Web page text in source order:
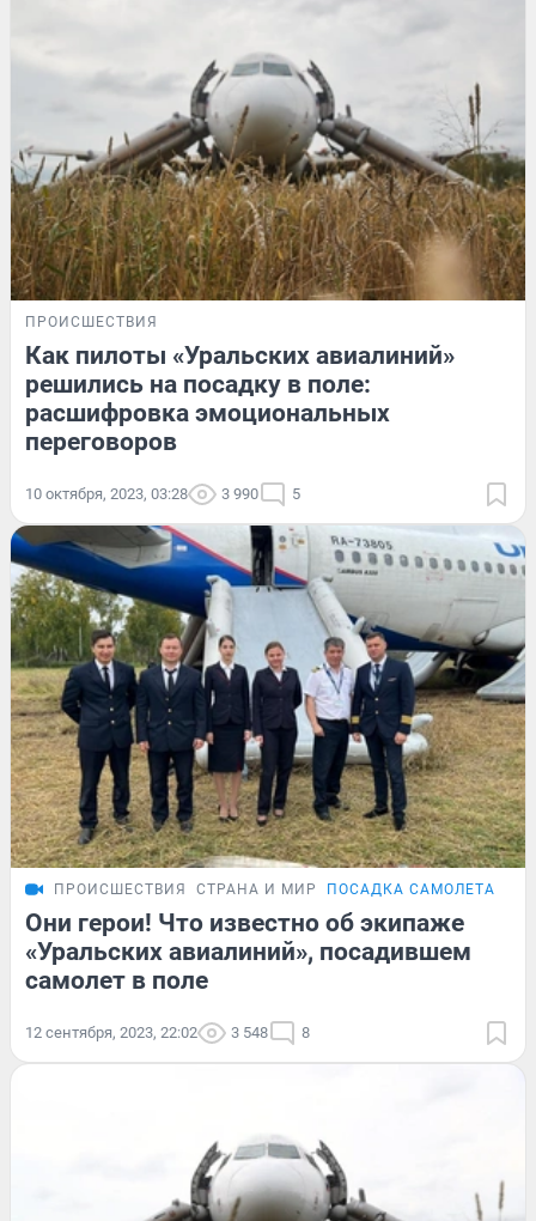
ПРОИСШЕСТВИЯ
Как пилоты «Уральских авиалиний»
решились на посадку в поле:
расшифровка эмоциональных
переговоров
10 октября, 2023, 03:28 3 990 5
ПРОИСШЕСТВИЯ СТРАНА И МИР ПОСАДКА САМОЛЕТА В
Они герои! Что известно об экипаже
«Уральских авиалиний», посадившем
самолет в поле
12 сентября, 2023, 22:02 3 548 8